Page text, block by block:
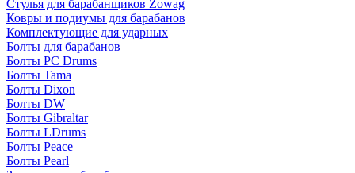
Стулья для барабанщиков Zowag
Ковры и подиумы для барабанов
Комплектующие для ударных
Болты для барабанов
Болты PC Drums
Болты Tama
Болты Dixon
Болты DW
Болты Gibraltar
Болты LDrums
Болты Peace
Болты Pearl